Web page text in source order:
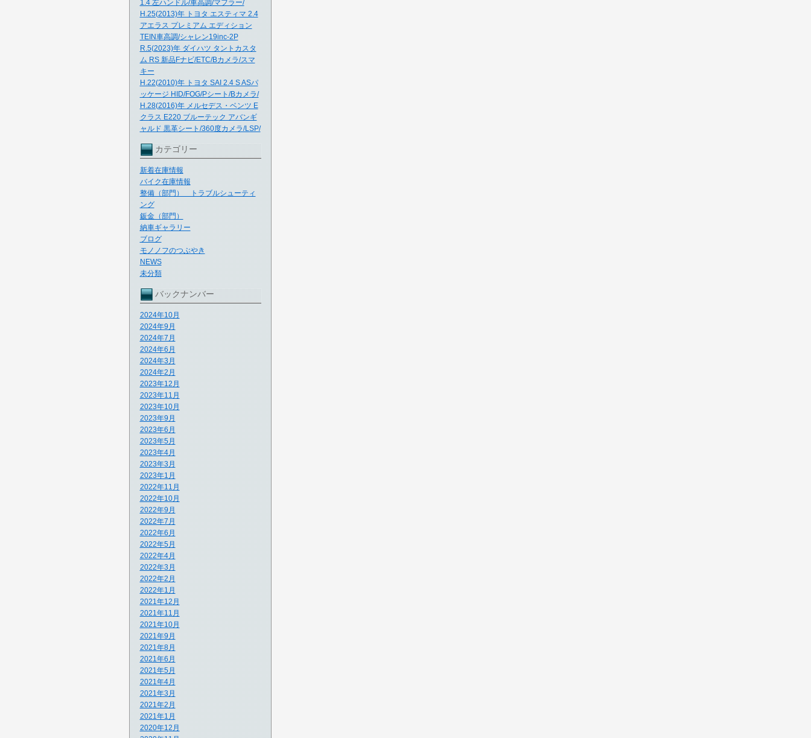
1.4 左ハンドル/車高調/マフラー/
H.25(2013)年 トヨタ エスティマ 2.4
アエラス プレミアム エディション
TEIN車高調/シャレン19inc-2P
R.5(2023)年 ダイハツ タントカスタ
ム RS 新品Fナビ/ETC/Bカメラ/スマ
キー
H.22(2010)年 トヨタ SAI 2.4 S ASパ
ッケージ HID/FOG/Pシート/Bカメラ/
H.28(2016)年 メルセデス・ベンツ E
クラス E220 ブルーテック アバンギ
ャルド 黒革シート/360度カメラ/LSP/
カテゴリー
新着在庫情報
バイク在庫情報
整備（部門） トラブルシューティ
ング
鈑金（部門）
納車ギャラリー
ブログ
モノノフのつぶやき
NEWS
未分類
バックナンバー
2024年10月
2024年9月
2024年7月
2024年6月
2024年3月
2024年2月
2023年12月
2023年11月
2023年10月
2023年9月
2023年6月
2023年5月
2023年4月
2023年3月
2023年1月
2022年11月
2022年10月
2022年9月
2022年7月
2022年6月
2022年5月
2022年4月
2022年3月
2022年2月
2022年1月
2021年12月
2021年11月
2021年10月
2021年9月
2021年8月
2021年6月
2021年5月
2021年4月
2021年3月
2021年2月
2021年1月
2020年12月